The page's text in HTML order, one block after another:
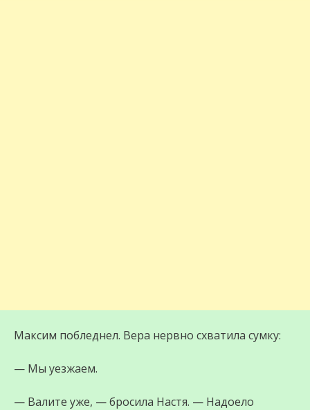
Максим побледнел. Вера нервно схватила сумку:
— Мы уезжаем.
— Валите уже, — бросила Настя. — Надоело